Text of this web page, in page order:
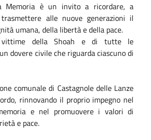
Memoria è un invito a ricordare, a
alle nuove generazioni il
umana, della libertà e della pace.
vittime della Shoah e di tutte le
dovere civile che riguarda ciascuno di
comunale di Castagnole delle Lanze
rinnovando il proprio impegno nel
e nel promuovere i valori di
e pace.